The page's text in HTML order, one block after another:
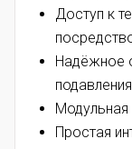
Доступ к
Надёжное
Модульная
Простая